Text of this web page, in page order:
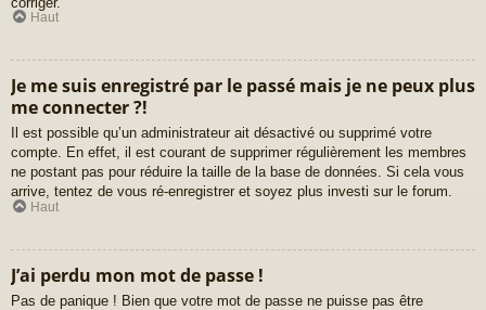
Haut
Je me suis enregistré par le passé mais je ne peux plus
me connecter ?!
Il est possible qu’un administrateur ait désactivé ou supprimé votre
compte. En effet, il est courant de supprimer régulièrement les membres
ne postant pas pour réduire la taille de la base de données. Si cela vous
arrive, tentez de vous ré-enregistrer et soyez plus investi sur le forum.
Haut
J’ai perdu mon mot de passe !
Pas de panique ! Bien que votre mot de passe ne puisse pas être